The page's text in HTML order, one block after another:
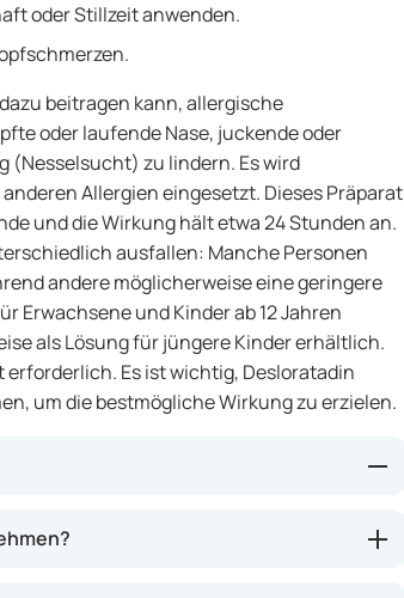
oder Stillzeit anwenden.
beitragen kann, allergische
oder laufende Nase, juckende oder
(Nesselsucht) zu lindern. Es wird
Allergien eingesetzt. Dieses Präparat
und die Wirkung hält etwa 24 Stunden an.
ausfallen: Manche Personen
andere möglicherweise eine geringere
Erwachsene und Kinder ab 12 Jahren
als Lösung für jüngere Kinder erhältlich.
erforderlich. Es ist wichtig, Desloratadin
um die bestmögliche Wirkung zu erzielen.
allergischen Reaktion freigesetzt wird.